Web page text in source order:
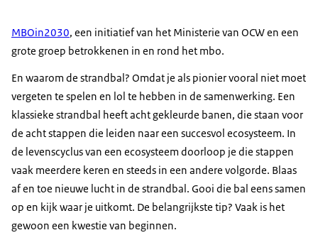
MBOin2030, een initiatief van het Ministerie van OCW en een
grote groep betrokkenen in en rond het mbo.
En waarom de strandbal? Omdat je als pionier vooral niet moet
vergeten te spelen en lol te hebben in de samenwerking. Een
klassieke strandbal heeft acht gekleurde banen, die staan voor
de acht stappen die leiden naar een succesvol ecosysteem. In
de levenscyclus van een ecosysteem doorloop je die stappen
vaak meerdere keren en steeds in een andere volgorde. Blaas
af en toe nieuwe lucht in de strandbal. Gooi die bal eens samen
op en kijk waar je uitkomt. De belangrijkste tip? Vaak is het
gewoon een kwestie van beginnen.